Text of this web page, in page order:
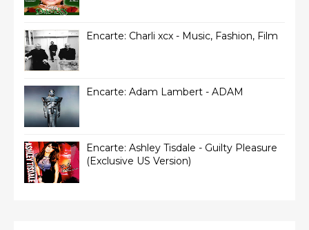
Encarte: Charli xcx - Music, Fashion, Film
Encarte: Adam Lambert - ADAM
Encarte: Ashley Tisdale - Guilty Pleasure
(Exclusive US Version)